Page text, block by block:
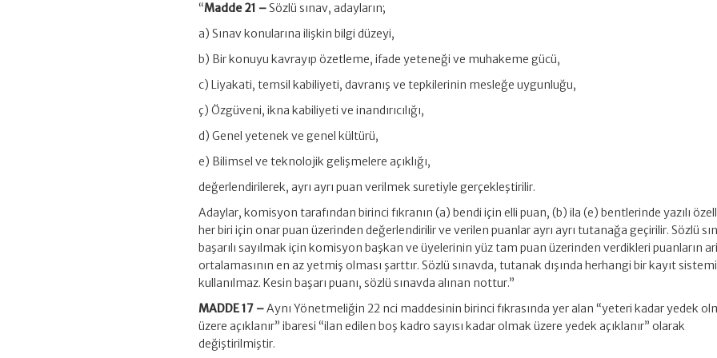
“Madde 21 –Sözlü sınav, adayların;
a) Sınav konularına ilişkin bilgi düzeyi,
b) Bir konuyu kavrayıp özetleme, ifade yeteneği ve muhakeme gücü,
c) Liyakati, temsil kabiliyeti, davranış ve tepkilerinin mesleğe uygunluğu,
ç) Özgüveni, ikna kabiliyeti ve inandırıcılığı,
d) Genel yetenek ve genel kültürü,
e) Bilimsel ve teknolojik gelişmelere açıklığı,
değerlendirilerek, ayrı ayrı puan verilmek suretiyle gerçekleştirilir.
Adaylar, komisyon tarafından birinci fıkranın (a) bendi için elli puan, (b) ila (e) bentlerinde yazılı
her biri için onar puan üzerinden değerlendirilir ve verilen puanlar ayrı ayrı tutanağa geçirilir. Sözlü
başarılı sayılmak için komisyon başkan ve üyelerinin yüz tam puan üzerinden verdikleri puanların
ortalamasının en az yetmiş olması şarttır. Sözlü sınavda, tutanak dışında herhangi bir kayıt sistemi
kullanılmaz. Kesin başarı puanı, sözlü sınavda alınan nottur.”
MADDE 17 –Aynı Yönetmeliğin 22 nci maddesinin birinci fıkrasında yer alan “yeteri kadar yedek
üzere açıklanır” ibaresi “ilan edilen boş kadro sayısı kadar olmak üzere yedek açıklanır” olarak
değiştirilmiştir.